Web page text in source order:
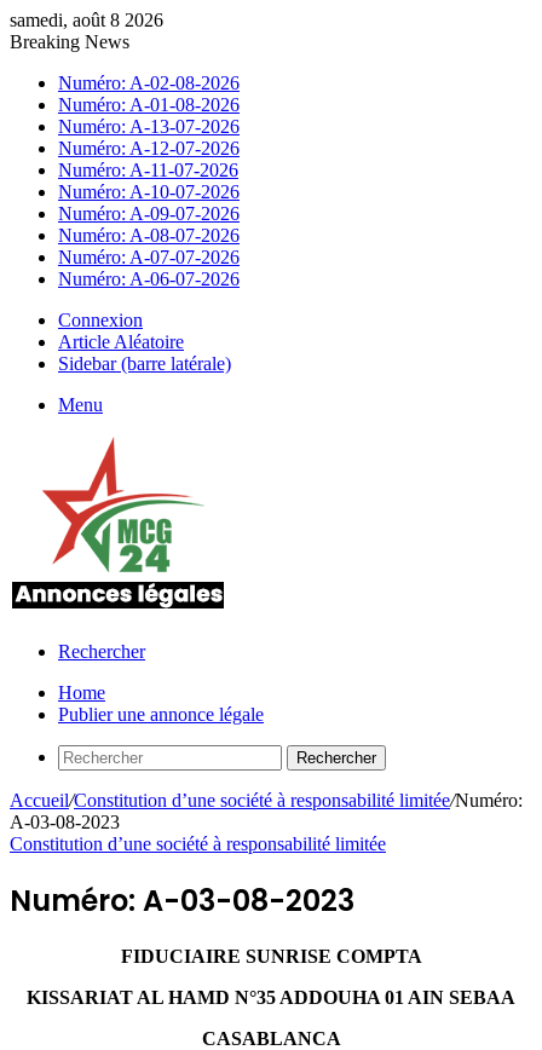
samedi, août 8 2026
Breaking News
Numéro: A-02-08-2026
Numéro: A-01-08-2026
Numéro: A-13-07-2026
Numéro: A-12-07-2026
Numéro: A-11-07-2026
Numéro: A-10-07-2026
Numéro: A-09-07-2026
Numéro: A-08-07-2026
Numéro: A-07-07-2026
Numéro: A-06-07-2026
Connexion
Article Aléatoire
Sidebar (barre latérale)
Menu
Rechercher
Home
Publier une annonce légale
Rechercher
Accueil/Constitution d’une société à responsabilité limitée/Numéro:
A-03-08-2023
Constitution d’une société à responsabilité limitée
Numéro: A-03-08-2023
FIDUCIAIRE SUNRISE COMPTA
KISSARIAT AL HAMD N°35 ADDOUHA 01 AIN SEBAA
CASABLANCA